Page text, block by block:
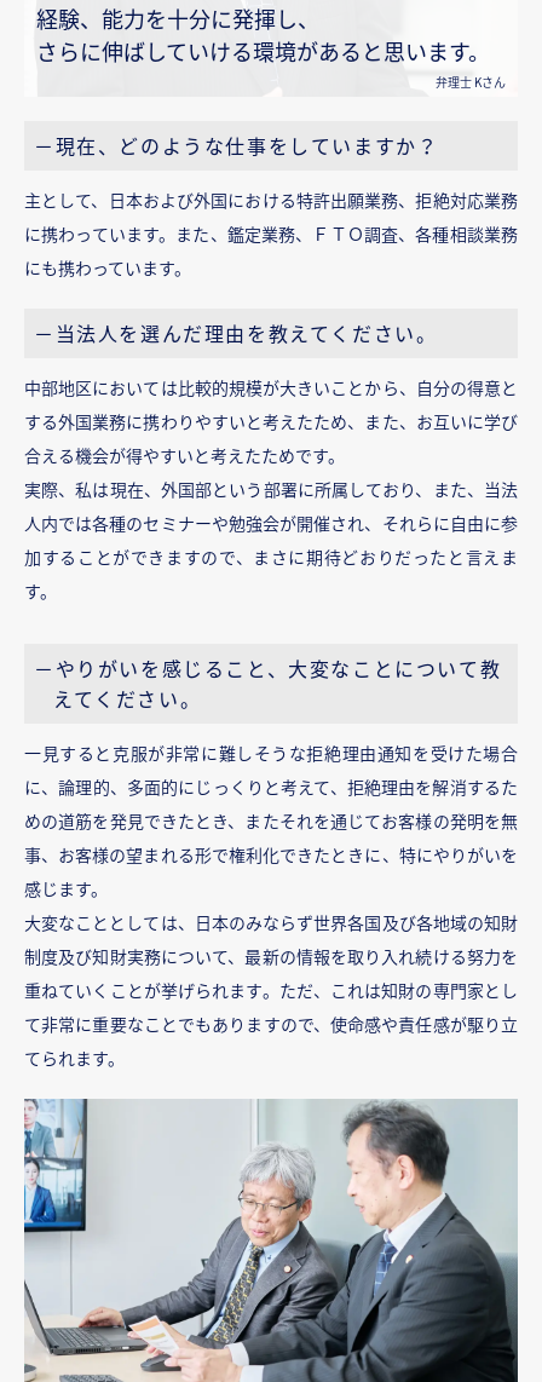
経験、能力を十分に発揮し、
さらに伸ばしていける環境があると思います。
弁理士 Kさん
－現在、どのような仕事をしていますか？
主として、日本および外国における特許出願業務、拒絶対応業務
に携わっています。また、鑑定業務、ＦＴＯ調査、各種相談業務
にも携わっています。
－当法人を選んだ理由を教えてください。
中部地区においては比較的規模が大きいことから、自分の得意と
する外国業務に携わりやすいと考えたため、また、お互いに学び
合える機会が得やすいと考えたためです。
実際、私は現在、外国部という部署に所属しており、また、当法
人内では各種のセミナーや勉強会が開催され、それらに自由に参
加することができますので、まさに期待どおりだったと言えま
す。
－やりがいを感じること、大変なことについて教
えてください。
一見すると克服が非常に難しそうな拒絶理由通知を受けた場合
に、論理的、多面的にじっくりと考えて、拒絶理由を解消するた
めの道筋を発見できたとき、またそれを通じてお客様の発明を無
事、お客様の望まれる形で権利化できたときに、特にやりがいを
感じます。
大変なこととしては、日本のみならず世界各国及び各地域の知財
制度及び知財実務について、最新の情報を取り入れ続ける努力を
重ねていくことが挙げられます。ただ、これは知財の専門家とし
て非常に重要なことでもありますので、使命感や責任感が駆り立
てられます。